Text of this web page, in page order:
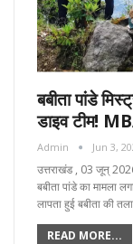
बबीता पांडे
डाइव टीम!
Admin Jun 3,
उत्तराखंड , 03 जून्‌
बबीता पांडे का मामला
लापता हुई बबीता की
READ MORE...